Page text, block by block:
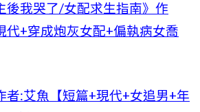
後我哭了/女配求生指南》作
代+穿成炮灰女配+偏執病女喬
者:艾魚【短篇+現代+女追男+年